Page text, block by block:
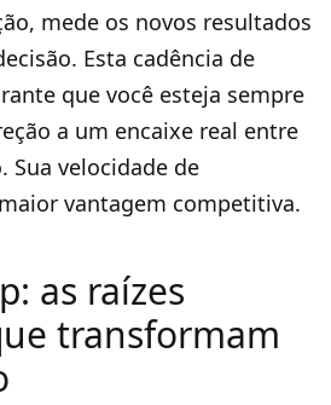
mede os novos resultados
Esta cadência de
que você esteja sempre
a um encaixe real entre
Sua velocidade de
vantagem competitiva.
as raízes
transformam